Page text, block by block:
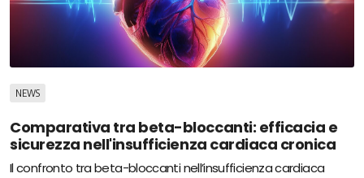
NEWS
Comparativa tra beta-bloccanti: efficacia e
sicurezza nell'insufficienza cardiaca cronica
Il confronto tra beta-bloccanti nell’insufficienza cardiaca